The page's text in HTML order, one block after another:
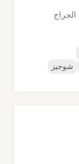
شوجيز